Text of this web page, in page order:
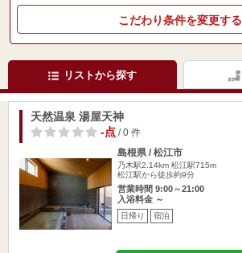
こだわり条件を変更する
リストから探す
天然温泉 湯屋天神
-点/ 0 件
島根県 / 松江市
乃木駅2.14km 松江駅715m
松江駅から徒歩約9分
営業時間 9:00～21:00
入浴料金 ～
日帰り 宿泊